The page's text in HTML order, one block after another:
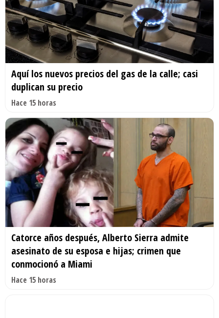
Aquí los nuevos precios del gas de la calle; casi
duplican su precio
Hace 15 horas
Catorce años después, Alberto Sierra admite
asesinato de su esposa e hijas; crimen que
conmocionó a Miami
Hace 15 horas